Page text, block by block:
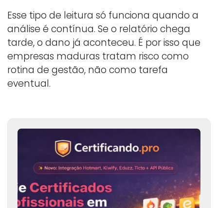
Esse tipo de leitura só funciona quando a
análise é contínua. Se o relatório chega
tarde, o dano já aconteceu. É por isso que
empresas maduras tratam risco como
rotina de gestão, não como tarefa
eventual.